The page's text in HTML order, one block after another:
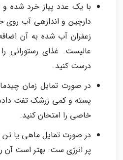
با یک عدد پیاز خرد شده
دارچین و اندازهی آب روی
زعفران آب شده به آن
عالیست. غذای رستورانی
درست کنید.
در صورت تمایل زمان
پسته و کمی زرشک تفت
خاصی را امتحان کنید.
در صورت تمایل ماهی یا
پر انرژی ست. بهتر است آن